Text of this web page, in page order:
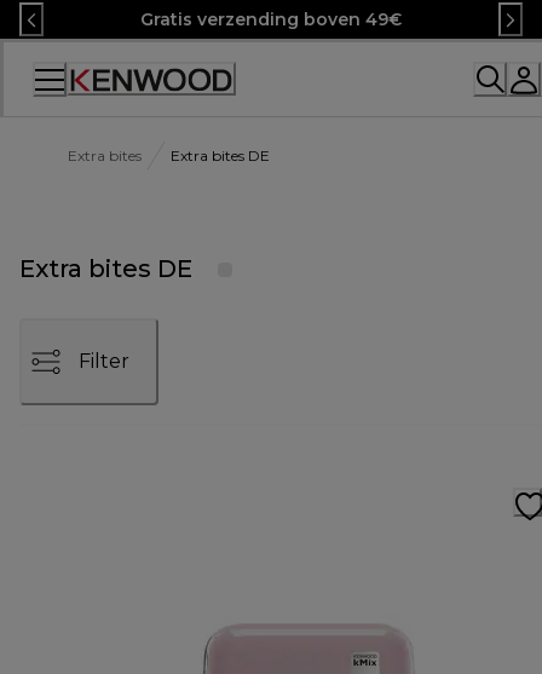
Skip
to
Content
Gratis verzending boven 49€
Accessibility
Extra bites Extra bites DE
Extra bites DE
Filter